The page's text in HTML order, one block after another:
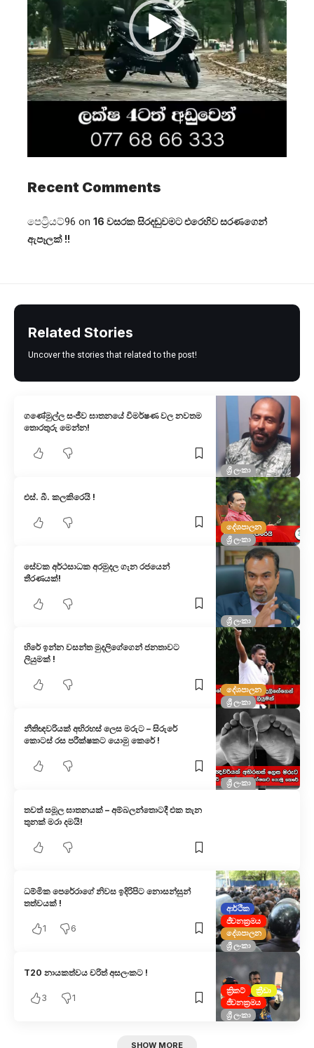
Recent Comments
පෙට්‍රියට්96 on 16 වසරක සිරදඬුවමට එරෙහිව සරණගෙන්
ඇපෑලක් !!
Related Stories
Uncover the stories that related to the post!
ශ්‍රී ලංකා
ගණේමුල්ල සංජීව ඝාතනයේ විමර්ෂණ වල නවතම
තොරතුරු මෙන්න!
දේශපාලන
ශ්‍රී ලංකා
එස්. බී. කලකිරෙයි !
ශ්‍රී ලංකා
සේවක අර්ථසාධක අරමුදල ගැන රජයෙන්
තීරණයක්!
දේශපාලන
ශ්‍රී ලංකා
හිරේ ඉන්න වසන්ත මුදලිගේගෙන් ජනතාවට
ලියුමක් !
ශ්‍රී ලංකා
නීතිඥවරියක් අභිරහස් ලෙස මරුට – සිරුරේ
කොටස් රස පරීක්ෂකට යොමු කෙරේ !
තවත් සමූල ඝාතනයක් – අම්බලන්තොට​දී එක තැන
තුනක් මරා දමයි!
ආර්ථික
ජීවනක්‍රමය
දේශපාලන
ශ්‍රී ලංකා
ධම්මික පෙරේරාගේ නිවස ඉදිරිපිට නොසන්සුන්
තත්වයක් !
1 6
ක්‍රිකට්
ක්‍රීඩා
ජීවනක්‍රමය
ශ්‍රී ලංකා
T20 නායකත්වය චරිත් අසලංකට !
3 1
SHOW MORE